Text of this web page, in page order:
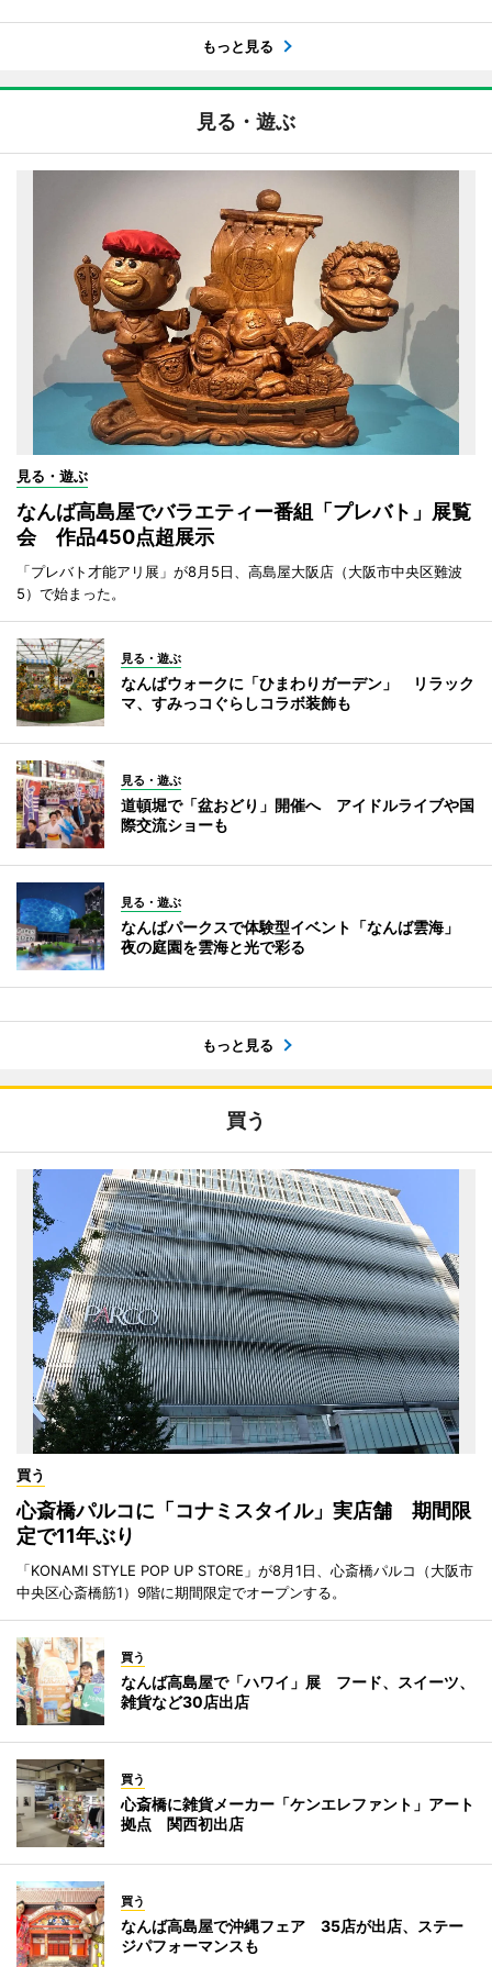
もっと見る
見る・遊ぶ
見る・遊ぶ
なんば高島屋でバラエティー番組「プレバト」展覧
会 作品450点超展示
「プレバト才能アリ展」が8月5日、高島屋大阪店（大阪市中央区難波
5）で始まった。
見る・遊ぶ
なんばウォークに「ひまわりガーデン」 リラック
マ、すみっコぐらしコラボ装飾も
見る・遊ぶ
道頓堀で「盆おどり」開催へ アイドルライブや国
際交流ショーも
見る・遊ぶ
なんばパークスで体験型イベント「なんば雲海」
夜の庭園を雲海と光で彩る
もっと見る
買う
買う
心斎橋パルコに「コナミスタイル」実店舗 期間限
定で11年ぶり
「KONAMI STYLE POP UP STORE」が8月1日、心斎橋パルコ（大阪市
中央区心斎橋筋1）9階に期間限定でオープンする。
買う
なんば高島屋で「ハワイ」展 フード、スイーツ、
雑貨など30店出店
買う
心斎橋に雑貨メーカー「ケンエレファント」アート
拠点 関西初出店
買う
なんば高島屋で沖縄フェア 35店が出店、ステー
ジパフォーマンスも